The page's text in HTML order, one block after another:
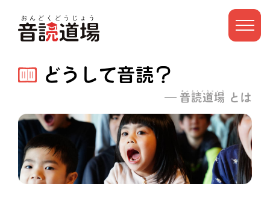
おんどくどうじょう
どうして音読？
音読道場
おんどくどうじょう
とは